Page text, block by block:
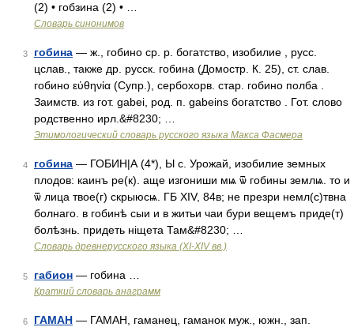
(2) • гобзина (2) • …
Словарь синонимов
3 гобина — ж., гобино ср. р. богатство, изобилие , русс.
цслав., также др. русск. гобина (Домостр. К. 25), ст. слав.
гобино εὑθηνία (Супр.), сербохорв. стар. гобино полба .
Заимств. из гот. gabei, род. п. gabeins богатство . Гот. слово
родственно ирл.&#8230; …
Этимологический словарь русского языка Макса Фасмера
4 гобина — ГОБИН|А (4*), Ы с. Урожай, изобилие земных
плодов: каинъ ре(к). аще изгониши мѩ ѿ гобины землѩ. то и
ѿ лица твое(г) скрыюсѩ. ГБ XIV, 84в; не презри немл(с)твна
болнаго. в гобинѣ сыи и в житьи чаи бури вещемъ приде(т)
болѣзнь. придеть ніщета Там&#8230; …
Словарь древнерусского языка (XI-XIV вв.)
5 габион — гобина …
Краткий словарь анаграмм
6 ГАМАН — ГАМАН, гаманец, гаманок муж., южн., зап.